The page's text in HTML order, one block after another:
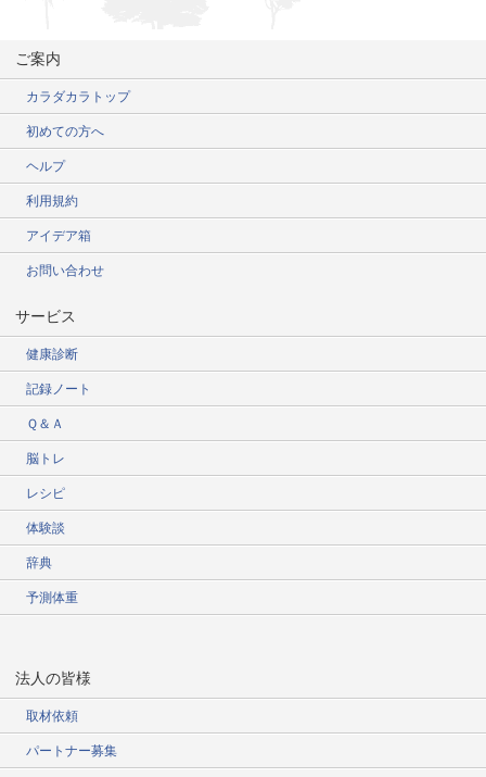
ご案内
カラダカラトップ
初めての方へ
ヘルプ
利用規約
アイデア箱
お問い合わせ
サービス
健康診断
記録ノート
Ｑ＆Ａ
脳トレ
レシピ
体験談
辞典
予測体重
法人の皆様
取材依頼
パートナー募集